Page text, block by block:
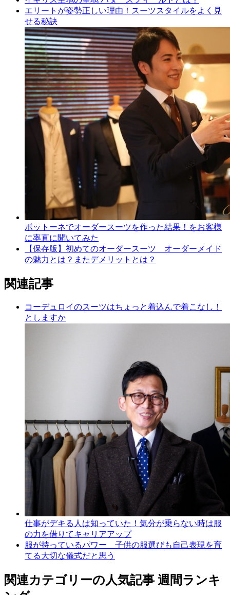
エリートが姿勢正しい理由！スーツスタイルをよく見
せる秘訣
ボットーネでオーダースーツを作った結果！をお客様
に率直に聞いてみた
【保存版】初めてのオーダースーツ オーダーメイド
の魅力とは？またデメリットとは？
関連記事
コーデュロイのスーツはちょっと着込んで着こなし！
としますか
仕事がデキる人は知っていた！気分が乗らない時は服
の力を借りてキャリアアップ
服が持っているパワー 子供の服選びも自己表現を育
てる大切な儀式だと思う
関連カテゴリーの人気記事 週間ランキ